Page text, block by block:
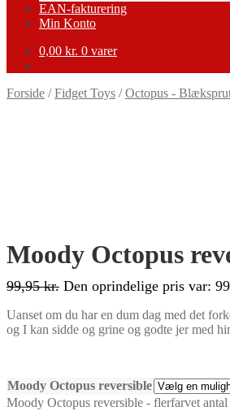
EAN-fakturering
Min Konto
0,00 kr. 0 varer
Forside /Fidget Toys /Octopus -
-40%
Moody Octopus
99,95kr. Den oprindelige pris var:
Uanset om du har en dum dag med det
og I kan sidde og grine og godte jer med
Moody Octopus reversible
Moody Octopus reversible - flerfarvet antal